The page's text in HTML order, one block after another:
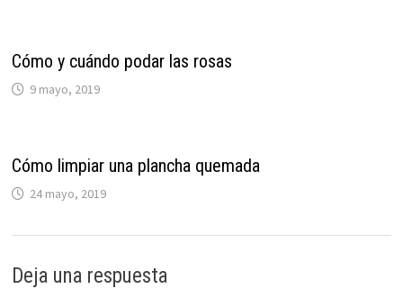
Cómo y cuándo podar las rosas
9 mayo, 2019
Cómo limpiar una plancha quemada
24 mayo, 2019
Deja una respuesta